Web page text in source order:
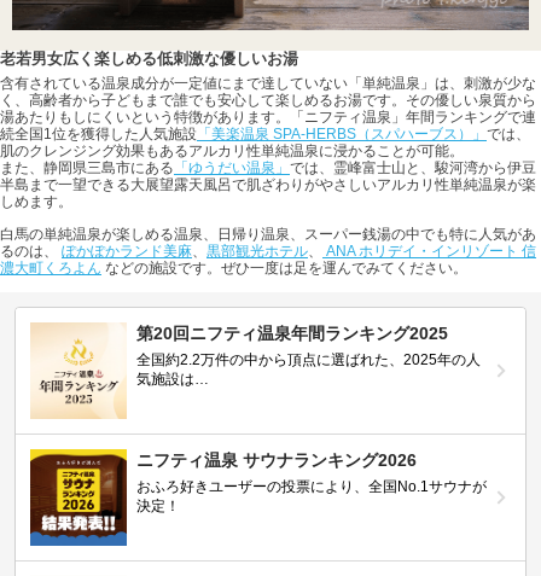
老若男女広く楽しめる低刺激な優しいお湯
含有されている温泉成分が一定値にまで達していない「単純温泉」は、刺激が少な
く、高齢者から子どもまで誰でも安心して楽しめるお湯です。その優しい泉質から
湯あたりもしにくいという特徴があります。「ニフティ温泉」年間ランキングで連
続全国1位を獲得した人気施設 「美楽温泉 SPA-HERBS（スパハーブス）」 では、
肌のクレンジング効果もあるアルカリ性単純温泉に浸かることが可能。
また、静岡県三島市にある 「ゆうだい温泉」 では、霊峰富士山と、駿河湾から伊豆
半島まで一望できる大展望露天風呂で肌ざわりがやさしいアルカリ性単純温泉が楽
しめます。
白馬の単純温泉が楽しめる温泉、日帰り温泉、スーパー銭湯の中でも特に人気があ
るのは、 ぽかぽかランド美麻、 黒部観光ホテル、
ANA ホリデイ・インリゾート 信
濃大町くろよん などの施設です。ぜひ一度は足を運んでみてください。
第20回ニフティ温泉年間ランキング2025
全国約2.2万件の中から頂点に選ばれた、2025年の人
気施設は…
ニフティ温泉 サウナランキング2026
おふろ好きユーザーの投票により、全国No.1サウナが
決定！